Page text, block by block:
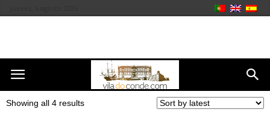
Showing all 4 results